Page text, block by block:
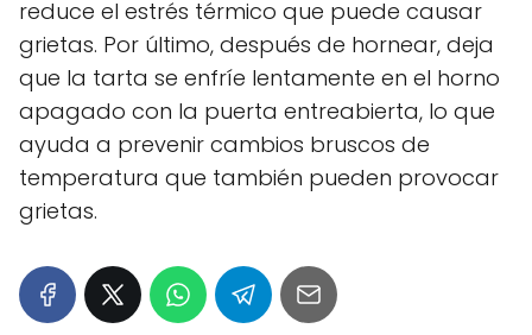
reduce el estrés térmico que puede causar
grietas. Por último, después de hornear, deja
que la tarta se enfríe lentamente en el horno
apagado con la puerta entreabierta, lo que
ayuda a prevenir cambios bruscos de
temperatura que también pueden provocar
grietas.